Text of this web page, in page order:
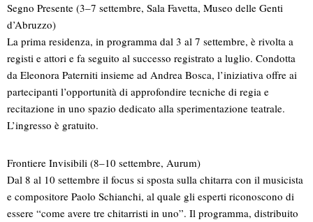
Segno Presente (3–7 settembre, Sala Favetta, Museo delle Genti
d’Abruzzo)
La prima residenza, in programma dal 3 al 7 settembre, è rivolta a
registi e attori e fa seguito al successo registrato a luglio. Condotta
da Eleonora Paterniti insieme ad Andrea Bosca, l’iniziativa offre ai
partecipanti l’opportunità di approfondire tecniche di regia e
recitazione in uno spazio dedicato alla sperimentazione teatrale.
L’ingresso è gratuito.
Frontiere Invisibili (8–10 settembre, Aurum)
Dal 8 al 10 settembre il focus si sposta sulla chitarra con il musicista
e compositore Paolo Schianchi, al quale gli esperti riconoscono di
essere “come avere tre chitarristi in uno”. Il programma, distribuito